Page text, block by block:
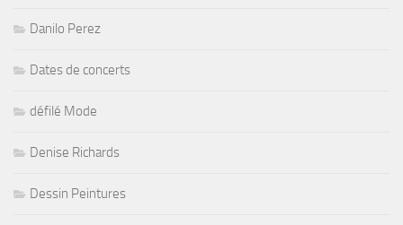
Danilo Perez
Dates de concerts
défilé Mode
Denise Richards
Dessin Peintures